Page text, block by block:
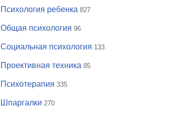
Психология ребенка 827
Общая психология 96
Социальная психология 133
Проективная техника 85
Психотерапия 335
Шпаргалки 270